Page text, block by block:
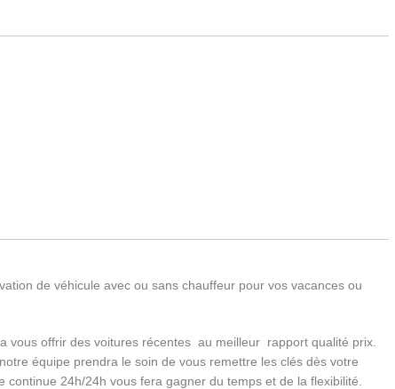
de véhicule avec ou sans chauffeur pour vos vacances ou
vous offrir des voitures récentes au meilleur rapport qualité prix.
équipe prendra le soin de vous remettre les clés dès votre
continue 24h/24h vous fera gagner du temps et de la flexibilité.